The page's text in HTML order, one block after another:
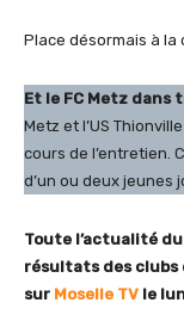
Place désormais à la
Et le FC Metz dans
Metz et l’US
cours de l’entretien.
d’un ou deux jeunes
Toute l’actualité
résultats des clubs
sur Moselle TV le